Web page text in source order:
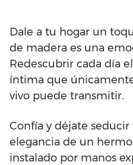
Dale a tu hogar un
de madera es una
Redescubrir cada día
íntima que
vivo puede transmitir.
Confía y déjate seducir
elegancia de un
instalado por manos